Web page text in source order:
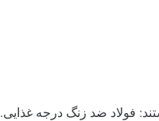
فولاد ضد زنگ درجه غذایی.